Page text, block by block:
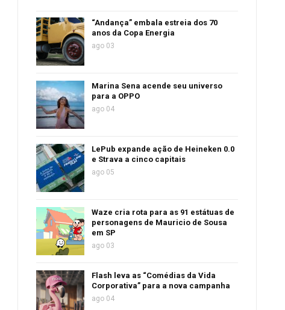
“Andança” embala estreia dos 70
anos da Copa Energia
ago 03
Marina Sena acende seu universo
para a OPPO
ago 04
LePub expande ação de Heineken 0.0
e Strava a cinco capitais
ago 05
Waze cria rota para as 91 estátuas de
personagens de Mauricio de Sousa
em SP
ago 03
Flash leva as “Comédias da Vida
Corporativa” para a nova campanha
ago 04